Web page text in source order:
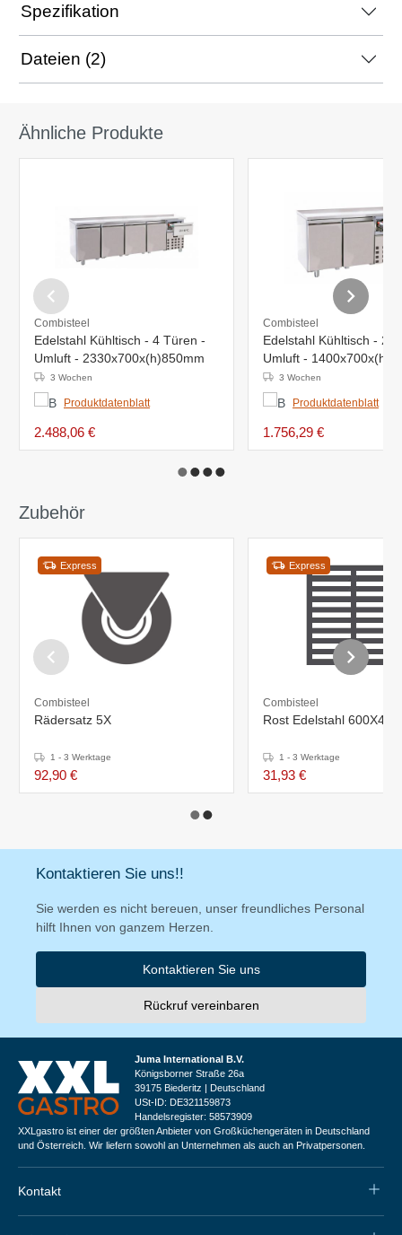
Spezifikation
Dateien (2)
Ähnliche Produkte
Combisteel
Edelstahl Kühltisch - 4 Türen -
Umluft - 2330x700x(h)850mm
3 Wochen
Produktdatenblatt
2.488,06 €
Combisteel
Edelstahl Kühltisch - 2
Umluft -
3 Wochen
Produktdatenblatt
1.756,29 €
Zubehör
Express
Combisteel
Rädersatz 5X
1 - 3 Werktage
92,90 €
Express
Combisteel
Rost Edelstahl 600X400
1 - 3 Werktage
31,93 €
Kontaktieren Sie uns!!
Sie werden es nicht bereuen, unser freundliches Personal
hilft Ihnen von ganzem Herzen.
Kontaktieren Sie uns
Rückruf vereinbaren
Juma International B.V.
Königsborner Straße 26a
39175 Biederitz | Deutschland
USt-ID: DE321159873
Handelsregister: 58573909
XXLgastro ist einer der größten Anbieter von Großküchengeräten in Deutschland
und Österreich. Wir liefern sowohl an Unternehmen als auch an Privatpersonen.
Kontakt